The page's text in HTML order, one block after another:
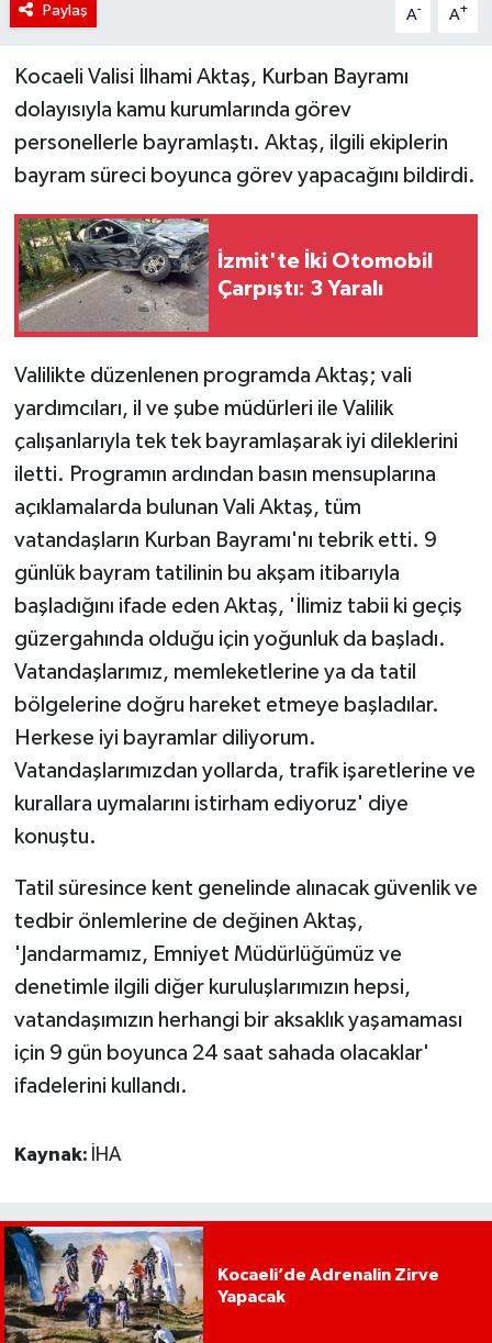
Paylaş A- A+
Kocaeli Valisi İlhami Aktaş, Kurban Bayramı
dolayısıyla kamu kurumlarında görev
personellerle bayramlaştı. Aktaş, ilgili ekiplerin
bayram süreci boyunca görev yapacağını bildirdi.
İzmit'te İki Otomobil
Çarpıştı: 3 Yaralı
Valilikte düzenlenen programda Aktaş; vali
yardımcıları, il ve şube müdürleri ile Valilik
çalışanlarıyla tek tek bayramlaşarak iyi dileklerini
iletti. Programın ardından basın mensuplarına
açıklamalarda bulunan Vali Aktaş, tüm
vatandaşların Kurban Bayramı'nı tebrik etti. 9
günlük bayram tatilinin bu akşam itibarıyla
başladığını ifade eden Aktaş, 'İlimiz tabii ki geçiş
güzergahında olduğu için yoğunluk da başladı.
Vatandaşlarımız, memleketlerine ya da tatil
bölgelerine doğru hareket etmeye başladılar.
Herkese iyi bayramlar diliyorum.
Vatandaşlarımızdan yollarda, trafik işaretlerine ve
kurallara uymalarını istirham ediyoruz' diye
konuştu.
Tatil süresince kent genelinde alınacak güvenlik ve
tedbir önlemlerine de değinen Aktaş,
'Jandarmamız, Emniyet Müdürlüğümüz ve
denetimle ilgili diğer kuruluşlarımızın hepsi,
vatandaşımızın herhangi bir aksaklık yaşamaması
için 9 gün boyunca 24 saat sahada olacaklar'
ifadelerini kullandı.
Kaynak: İHA
Kocaeli’de Adrenalin Zirve
Yapacak